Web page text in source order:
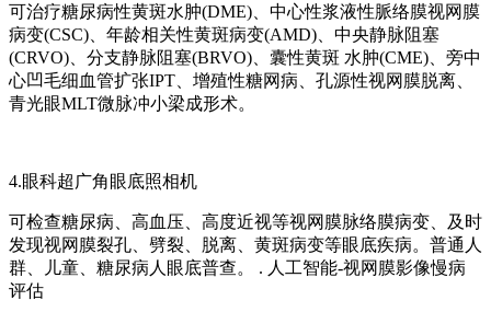
可治疗糖尿病性黄斑水肿(DME)、中心性浆液性脈络膜视网膜
病变(CSC)、年龄相关性黄斑病变(AMD)、中央静脉阻塞
(CRVO)、分支静脉阻塞(BRVO)、囊性黄斑 水肿(CME)、旁中
心凹毛细血管扩张IPT、增殖性糖网病、孔源性视网膜脱离、
青光眼MLT微脉冲小梁成形术。
4.眼科超广角眼底照相机
可检查糖尿病、高血压、高度近视等视网膜脉络膜病变、及时
发现视网膜裂孔、劈裂、脱离、黄斑病变等眼底疾病。普通人
群、儿童、糖尿病人眼底普查。 . 人工智能-视网膜影像慢病
评估